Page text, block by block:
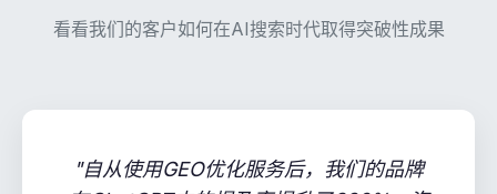
看看我们的客户如何在AI搜索时代取得突破性成果
"自从使用GEO优化服务后，我们的品牌